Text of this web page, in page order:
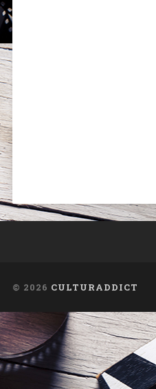
© 2026 CULTURADDICT